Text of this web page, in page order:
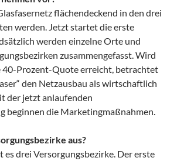
flächendeckend in den drei
werden. Jetzt startet die erste
werden einzelne Orte und
zusammengefasst. Wird
40-Prozent-Quote erreicht, betrachtet
den Netzausbau als wirtschaftlich
der jetzt anlaufenden
beginnen die Marketingmaßnahmen.
aus?
es drei Versorgungsbezirke. Der erste